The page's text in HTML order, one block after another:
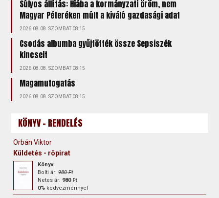
Súlyos állítás: Hiába a kormányzati öröm, nem
Magyar Péteréken múlt a kiváló gazdasági adat
2026.08.08. SZOMBAT 08:15
Csodás albumba gyűjtötték össze Sepsiszék
kincseit
2026.08.08. SZOMBAT 08:15
Magamutogatás
2026.08.08. SZOMBAT 08:15
KÖNYV - RENDELÉS
Orbán Viktor
Küldetés - röpirat
Könyv
Bolti ár:980 Ft
Netes ár: 980 Ft
0% kedvezménnyel